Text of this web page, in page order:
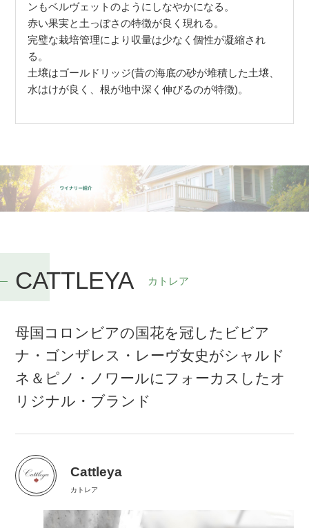
ンもベルヴェットのようにしなやかになる。
赤い果実と土っぽさの特徴が良く現れる。
完璧な栽培管理により収量は少なく個性が凝縮され
る。
土壌はゴールドリッジ(昔の海底の砂が堆積した土壌、
水はけが良く、根が地中深く伸びるのが特徴)。
CATTLEYA カトレア
母国コロンビアの国花を冠したビビア
ナ・ゴンザレス・レーヴ女史がシャルド
ネ＆ピノ・ノワールにフォーカスしたオ
リジナル・ブランド
Cattleya
カトレア